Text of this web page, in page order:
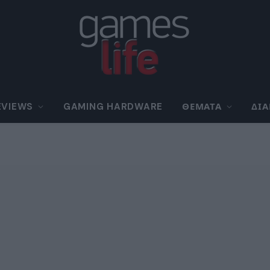
GAMING HARDWARE ΘΈΜΑΤΑ